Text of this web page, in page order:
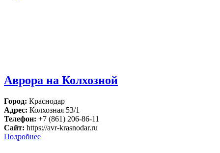
Аврора на Колхозной
Город: Краснодар
Адрес: Колхозная 53/1
Телефон: +7 (861) 206-86-11
Сайт: https://avr-krasnodar.ru
Подробнее